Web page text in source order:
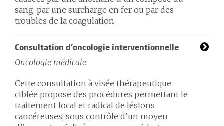
sang, par une surcharge en fer ou par des
troubles de la coagulation.
Consultation d'oncologie interventionnelle
Oncologie médicale
Cette consultation à visée thérapeutique
ciblée propose des procédures permettant le
traitement local et radical de lésions
cancéreuses, sous contrôle d’un moyen